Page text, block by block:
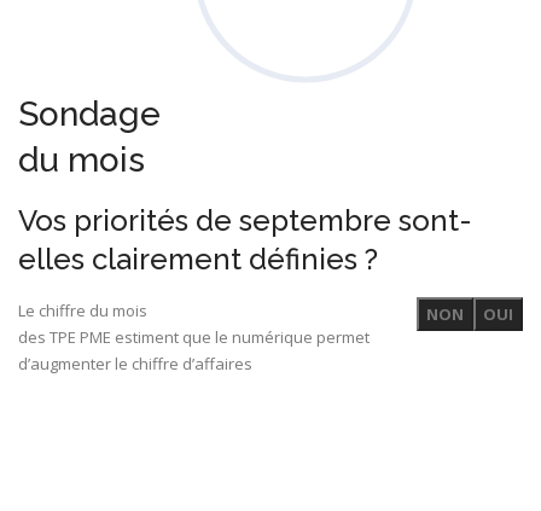
Sondage
du mois
Vos priorités de septembre sont-
elles clairement définies ?
OUI
NON
Le chiffre du mois
des TPE PME estiment que le numérique permet
d’augmenter le chiffre d’affaires